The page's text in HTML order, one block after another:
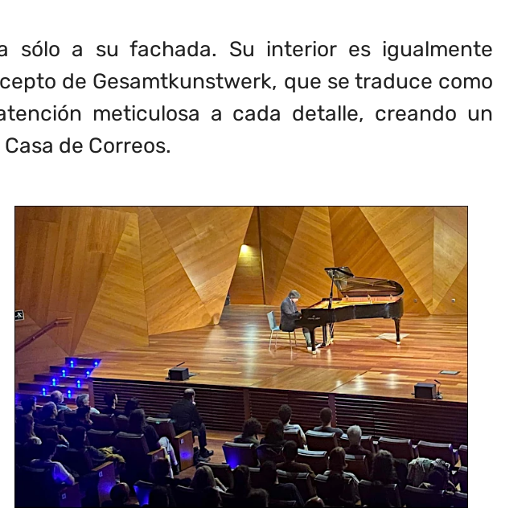
sólo a su fachada. Su interior es igualmente
de Gesamtkunstwerk, que se traduce como
meticulosa a cada detalle, creando un
de Correos.